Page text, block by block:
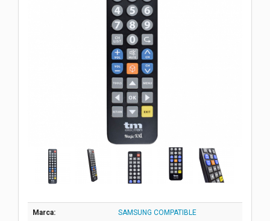
Marca: SAMSUNG COMPATIBLE